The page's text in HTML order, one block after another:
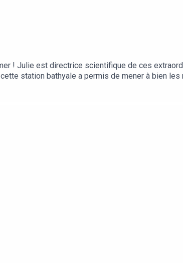
! Julie est directrice scientifique de ces
station bathyale a permis de mener à bien les
qui orchestre ces expéditions.Extrait